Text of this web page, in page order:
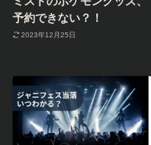
予約できない？！
2023年12月25日